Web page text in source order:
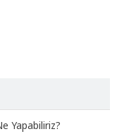
Yapabiliriz?